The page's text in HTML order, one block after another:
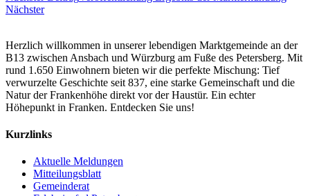
Nächster
Herzlich willkommen in unserer lebendigen Marktgemeinde an der
B13 zwischen Ansbach und Würzburg am Fuße des Petersberg. Mit
rund 1.650 Einwohnern bieten wir die perfekte Mischung: Tief
verwurzelte Geschichte seit 837, eine starke Gemeinschaft und die
Natur der Frankenhöhe direkt vor der Haustür. Ein echter
Höhepunkt in Franken. Entdecken Sie uns!
Kurzlinks
Aktuelle Meldungen
Mitteilungsblatt
Gemeinderat